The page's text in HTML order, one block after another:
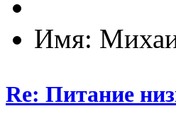
Имя:
Re: Питание